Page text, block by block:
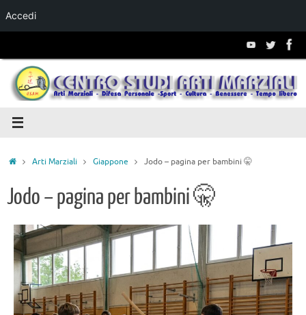
Accedi
Salta al
Arti Marziali Giappone Jodo – pagina per bambini 🤫
Jodo – pagina per bambini 🤫